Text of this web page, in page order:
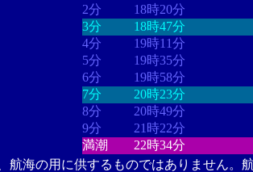
2分
18時20分
3分
18時47分
4分
19時11分
5分
19時35分
6分
19時58分
7分
20時23分
8分
20時49分
9分
21時22分
満潮
22時34分
航海の用に供するものではありません。